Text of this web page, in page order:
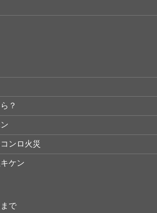
？
ンロ火災
ケン
で